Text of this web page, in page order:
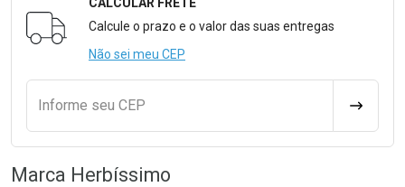
Formulário para Calcular o Frete
Calcule o prazo e o valor das suas entregas
Não sei meu CEP
Informe seu CEP
Marca Herbíssimo